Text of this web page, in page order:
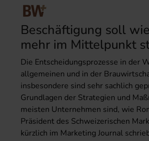
Beschäftigung soll
mehr im Mittelpunkt
Die Entscheidungsprozesse in der
allgemeinen und in der
insbesondere sind sehr sachlich
Grundlagen der Strategien und
meisten Unternehmen sind, wie
Präsident des Schweizerischen
kürzlich im Marketing Journal